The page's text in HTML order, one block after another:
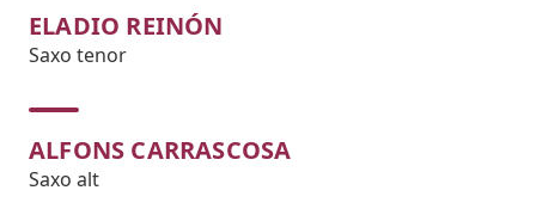
ELADIO REINÓN
Saxo tenor
ALFONS CARRASCOSA
Saxo alt